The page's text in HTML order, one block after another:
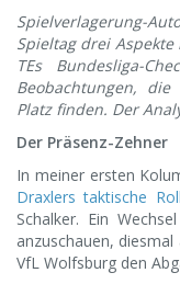
Spielverlagerung-
Spieltag drei
TEs Bundesliga-
Beobachtungen,
Platz finden. Der
Der Präsenz-Zehner
In meiner ersten
Draxlers taktische
Schalker. Ein
anzuschauen,
VfL Wolfsburg den